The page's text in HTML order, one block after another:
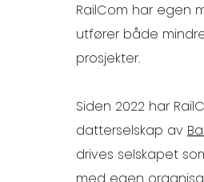
RailCom har egen
utfører både
prosjekter.
Siden 2022 har
datterselskap av
drives selskapet